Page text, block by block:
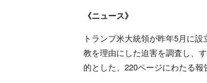
《ニュース》
トランプ米大統領が昨年5月に
教を理由にした迫害を調査し、
的とした、220ページにわたる報